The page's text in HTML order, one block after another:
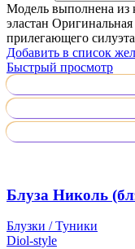
Модель выполнена из
эластан
прилегающего
Добавить в список
Быстрый просмотр
Блуза Николь
Блузки / Туники
Diol-style